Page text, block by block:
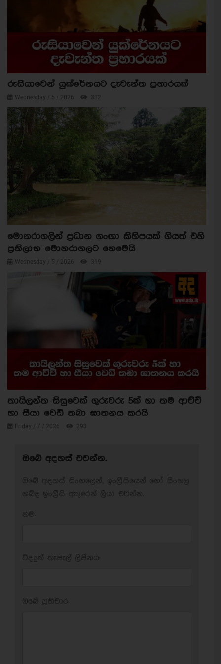
රුසියාවෙන් යුක්රේනයට දැවැන්ත ප්‍රහාරයක්
Wednesday / 5 / 2026 332
මොනරාගලින් ප්‍රධාන ගංඟා කිහිපයක් ගියත් එහි
ප්‍රතිලාභ මොනරාගලට නෙමෙයි
Wednesday / 5 / 2026 319
තායිලන්ත සිසුවෙක් ගුරුවරු 5ක් හා තම ආච්චි
හා සීයා වෙඩි තබා ඝාතනය කරයි
Friday / 7 / 2026 293
ඔබේ අදහස් එවන්න.